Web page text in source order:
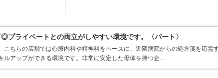
プライベートとの両立がしやすい環境です。〈パート〉
こちらの店舗では心療内科や精神科をベースに、近隣病院からの処方箋を応需
ルアップができる環境です。非常に安定した母体を持つ企…